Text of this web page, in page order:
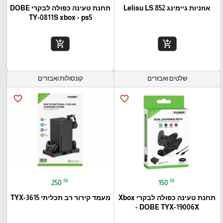
אוזניות גיימינג Lelisu LS 852
add_shopping_cart
תחנת טעינה כפולה לבקרי DOBE
TY-0811S xbox - ps5
add_shopping_cart
שלטים ואבזרים
favorite_border
150 ₪
תחנת טעינה כפולה לבקרי Xbox
- DOBE TYX-19006X
קונסולות ואבזרים
favorite_border
250 ₪
מעמד קירור רב תכליתי TYX-3615